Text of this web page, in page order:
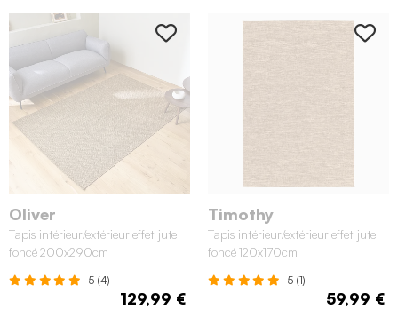
Oliver
Tapis intérieur/extérieur effet jute
foncé 200x290cm
5 (4)
129,99 €
Timothy
Tapis intérieur/extérieur effet jute
foncé 120x170cm
5 (1)
59,99 €